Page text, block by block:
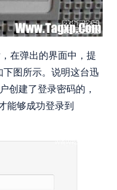
在弹出的界面中，提
图所示。说明这台迅
创建了登录密码的，
能够成功登录到